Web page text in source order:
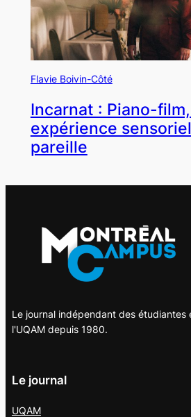
Flavie Boivin-Côté
Incarnat : Piano-
expérience
pareille
Le journal indépendant des
l'UQAM depuis 1980.
Le journal
UQAM